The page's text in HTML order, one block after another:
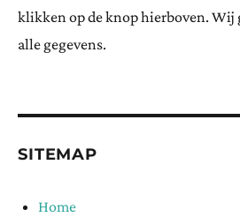
klikken op de knop hierboven. Wij
alle gegevens.
SITEMAP
Home